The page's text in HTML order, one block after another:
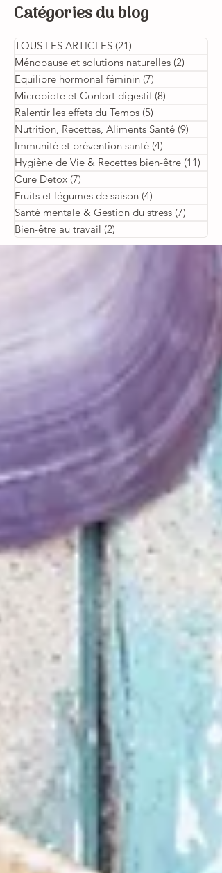
Catégories du blog
TOUS LES ARTICLES (21)
Ménopause et solutions naturelles (2)
Equilibre hormonal féminin (7)
Microbiote et Confort digestif (8)
Ralentir les effets du Temps (5)
Nutrition, Recettes, Aliments Santé (9)
Immunité et prévention santé (4)
Hygiène de Vie & Recettes bien-être (11)
Cure Detox (7)
Fruits et légumes de saison (4)
Santé mentale & Gestion du stress (7)
Bien-être au travail (2)